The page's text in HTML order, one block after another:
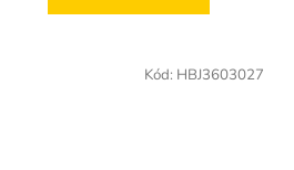
Kód: HBJ3603027